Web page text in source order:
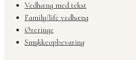
Vedhæng med tekst
Family/life vedhæng
Øreringe
Smykkeopbevaring